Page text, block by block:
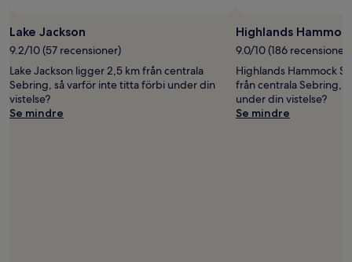
för
fritt
bruk
av
Nancy
Morrissey
Lake Jackson
9.2/10 (57 recensioner)
Lake Jackson ligger 2,5 km från centrala
Sebring, så varför inte titta förbi under din
vistelse?
Se mindre
Highlands
9.0/10 (186 recensioner)
Highlands Hammock
från centrala Sebring,
under din vistelse?
Se mindre